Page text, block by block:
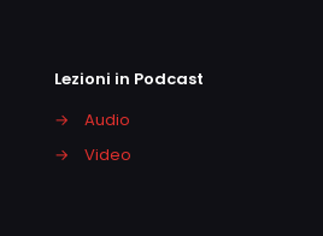
Lezioni in Podcast
→
Audio
→
Video